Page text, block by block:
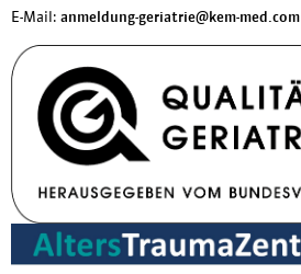
E-Mail: anmeldung-geriatrie@kem-med.com